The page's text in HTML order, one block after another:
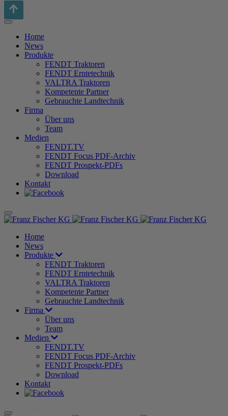
Home
News
Produkte
FENDT Traktoren
FENDT Erntetechnik
VALTRA Traktoren
Kompetente Partner
Gebrauchte Landtechnik
Firma
Über uns
Team
Medien
FENDT.TV
FENDT Focus PDF-Archiv
FENDT Prospekt-PDFs
Download
Kontakt
Home
News
Produkte
FENDT Traktoren
FENDT Erntetechnik
VALTRA Traktoren
Kompetente Partner
Gebrauchte Landtechnik
Firma
Über uns
Team
Medien
FENDT.TV
FENDT Focus PDF-Archiv
FENDT Prospekt-PDFs
Download
Kontakt